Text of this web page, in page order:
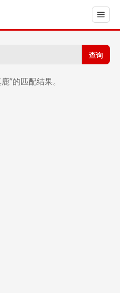
查询
”的匹配结果。